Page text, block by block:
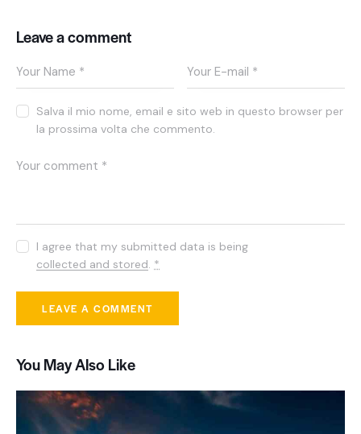
Leave a comment
Salva il mio nome, email e sito web in questo browser per
la prossima volta che commento.
I agree that my submitted data is being
collected and stored. *
You May Also Like